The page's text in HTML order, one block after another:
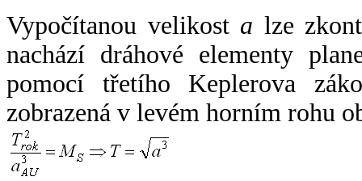
Vypočítanou velikost a lze
nachází dráhové elementy
pomocí třetího Keplerova
zobrazená v levém horním rohu